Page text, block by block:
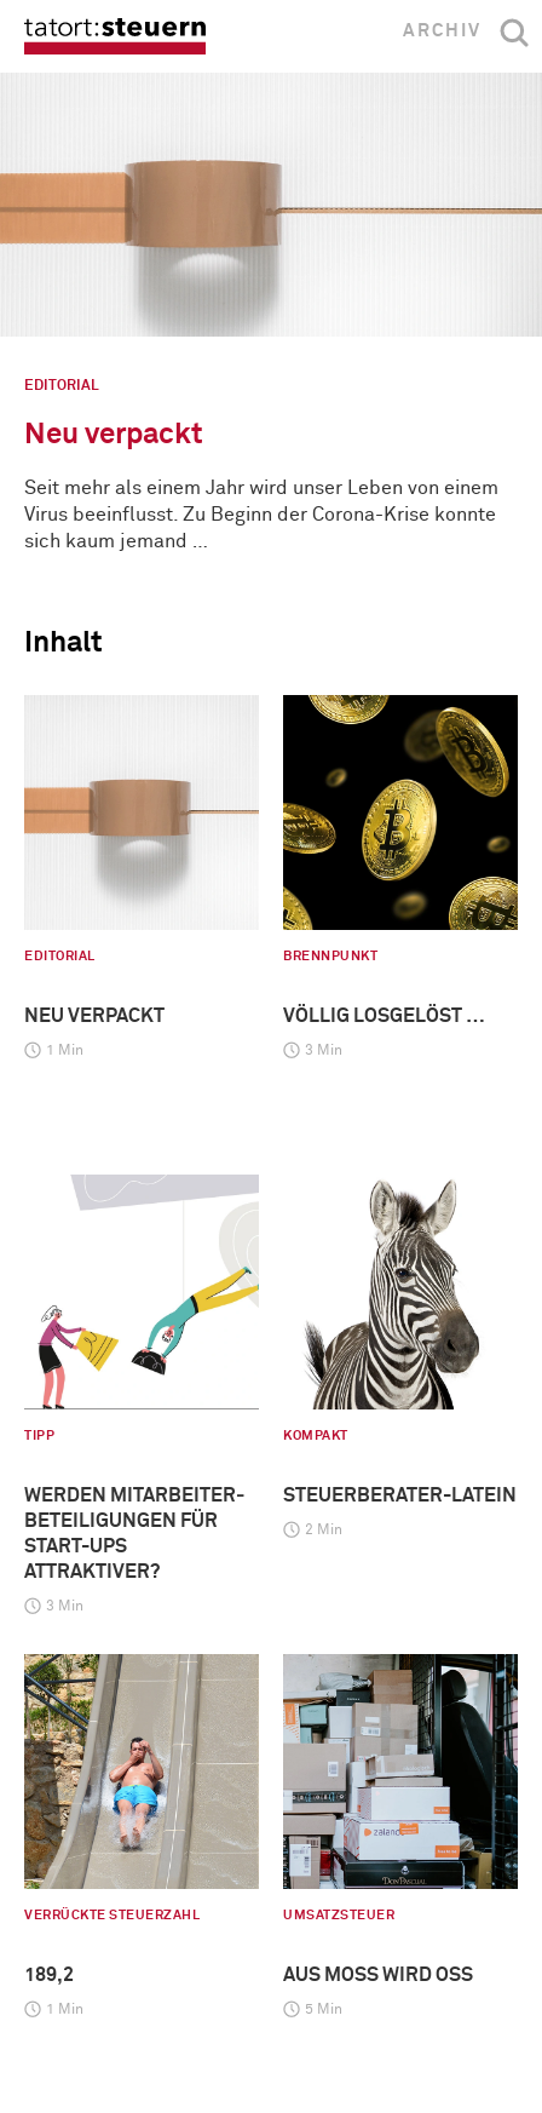
ARCHIV
EDITORIAL
Neu verpackt
Seit mehr als einem Jahr wird unser Leben von einem
Virus beeinflusst. Zu Beginn der Corona-Krise konnte
sich kaum jemand …
Inhalt
EDITORIAL
NEU VERPACKT
1 Min
BRENNPUNKT
VÖLLIG LOSGELÖST …
3 Min
TIPP
WERDEN MITARBEITER­
BETEILIGUNGEN FÜR
START-UPS
ATTRAKTIVER?
3 Min
KOMPAKT
STEUERBERATER-LATEIN
2 Min
VERRÜCKTE STEUERZAHL
189,2
1 Min
UMSATZSTEUER
AUS MOSS WIRD OSS
5 Min